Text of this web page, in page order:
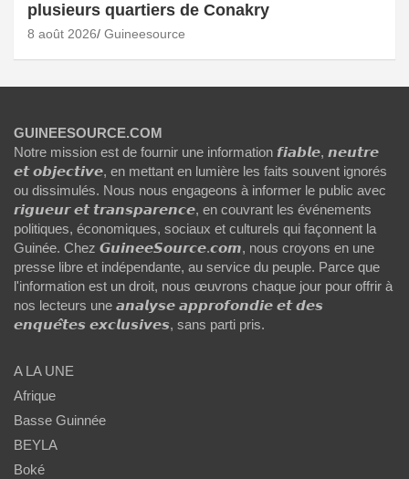
plusieurs quartiers de Conakry
8 août 2026 Guineesource
GUINEESOURCE.COM
Notre mission est de fournir une information 𝙛𝙞𝙖𝙗𝙡𝙚, 𝙣𝙚𝙪𝙩𝙧𝙚
𝙚𝙩 𝙤𝙗𝙟𝙚𝙘𝙩𝙞𝙫𝙚, en mettant en lumière les faits souvent ignorés
ou dissimulés. Nous nous engageons à informer le public avec
𝙧𝙞𝙜𝙪𝙚𝙪𝙧 𝙚𝙩 𝙩𝙧𝙖𝙣𝙨𝙥𝙖𝙧𝙚𝙣𝙘𝙚, en couvrant les événements
politiques, économiques, sociaux et culturels qui façonnent la
Guinée. Chez 𝙂𝙪𝙞𝙣𝙚𝙚𝙎𝙤𝙪𝙧𝙘𝙚.𝙘𝙤𝙢, nous croyons en une
presse libre et indépendante, au service du peuple. Parce que
l'information est un droit, nous œuvrons chaque jour pour offrir à
nos lecteurs une 𝙖𝙣𝙖𝙡𝙮𝙨𝙚 𝙖𝙥𝙥𝙧𝙤𝙛𝙤𝙣𝙙𝙞𝙚 𝙚𝙩 𝙙𝙚𝙨
𝙚𝙣𝙦𝙪𝙚̂𝙩𝙚𝙨 𝙚𝙭𝙘𝙡𝙪𝙨𝙞𝙫𝙚𝙨, sans parti pris.
A LA UNE
Afrique
Basse Guinnée
BEYLA
Boké